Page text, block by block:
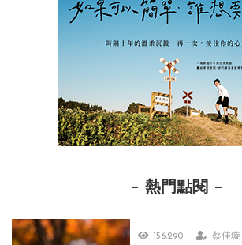
熱門點閱
156,290 蔡佳璇